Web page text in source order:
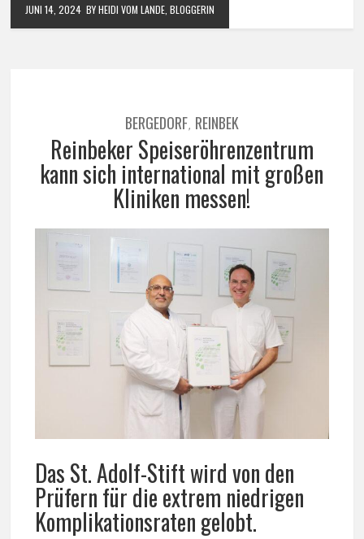
JUNI 14, 2024 BY HEIDI VOM LANDE, BLOGGERIN
BERGEDORF, REINBEK
Reinbeker Speiseröhrenzentrum
kann sich international mit großen
Kliniken messen!
Das St. Adolf-Stift wird von den
Prüfern für die extrem niedrigen
Komplikationsraten gelobt.